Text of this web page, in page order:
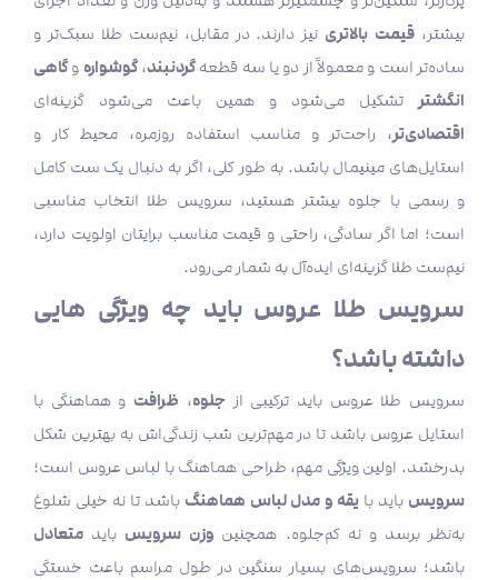
بیشتر، قیمت بالاتری نیز دارند. در مقابل، نیم‌ست طلا سبک‌تر و
ساده‌تر است و معمولاً از دو یا سه قطعه گردنبند،گوشواره وگاهی
انگشتر تشکیل می‌شود و همین باعث می‌شود گزینه‌ای
اقتصادی‌تر، راحت‌تر و مناسب استفاده روزمره، محیط کار و
استایل‌های مینیمال باشد. به طور کلی، اگر به دنبال یک ست کامل
و رسمی با جلوه بیشتر هستید، سرویس طلا انتخاب مناسبی
است؛ اما اگر سادگی، راحتی و قیمت مناسب برایتان اولویت دارد،
نیم‌ست طلا گزینه‌ای ایده‌آل به شمار می‌رود.
سرویس طلا عروس باید چه ویژگی هایی
داشته باشد؟
سرویس طلا عروس باید ترکیبی ازجلوه، ظرافت و هماهنگی با
استایل عروس باشد تا در مهم‌ترین شب زندگی‌اش به بهترین شکل
بدرخشد. اولین ویژگی مهم، طراحی هماهنگ با لباس عروس است؛
سرویس باید با یقه و مدل لباس هماهنگ باشد تا نه خیلی شلوغ
به‌نظر برسد و نه کم‌جلوه. همچنین وزن سرویس باید متعادل
باشد؛ سرویس‌های بسیار سنگین در طول مراسم باعث خستگی